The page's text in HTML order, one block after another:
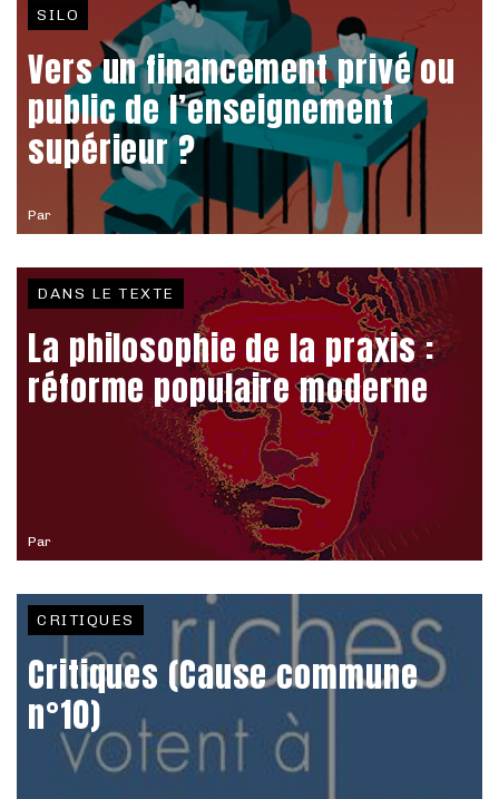
Par
SILO
Vers un financement privé ou
public de l’enseignement
supérieur ?
Par
DANS LE TEXTE
La philosophie de la praxis :
réforme populaire moderne
CRITIQUES
Critiques (Cause commune
n°10)